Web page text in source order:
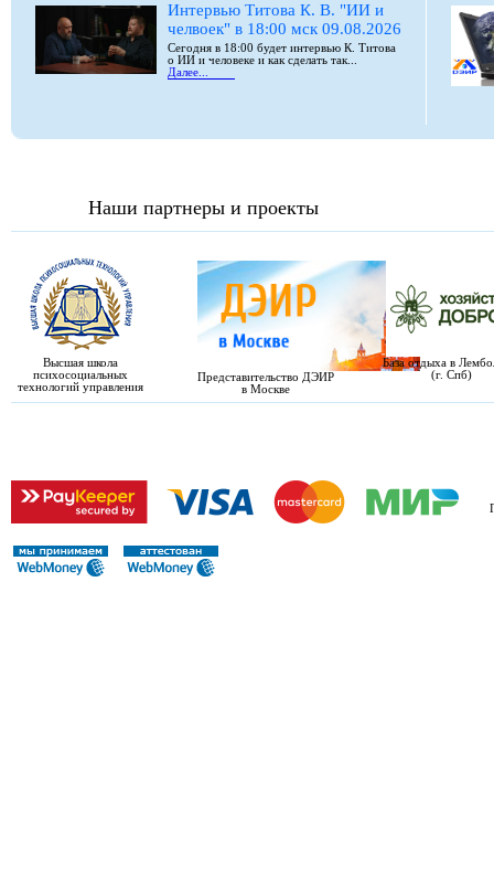
Интервью Титова К. В. "ИИ и
челвоек" в 18:00 мск 09.08.2026
Сегодня в 18:00 будет интервью К. Титова
о ИИ и человеке и как сделать так...
Далее...
Наши партнеры и проекты
Высшая школа
психосоциальных
технологий управления
Представительство ДЭИР
в Москве
База отдыха в
(г. Спб)